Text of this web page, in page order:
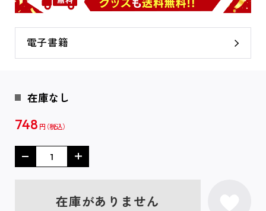
電子書籍
在庫なし
748 円
在庫がありません